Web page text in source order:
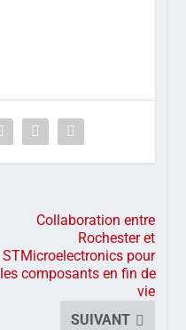
Collaboration entre
Rochester et
STMicroelectronics pour
les composants en fin de
vie
SUIVANT